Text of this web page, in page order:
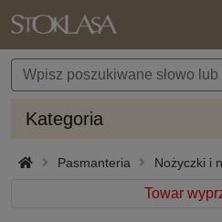
Kategoria
Pasmanteria Nożyczki i
Towar